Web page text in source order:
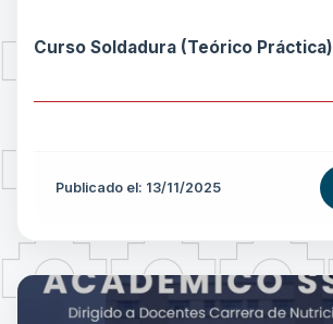
Curso Soldadura (Teórico Práctica)
Publicado el: 13/11/2025